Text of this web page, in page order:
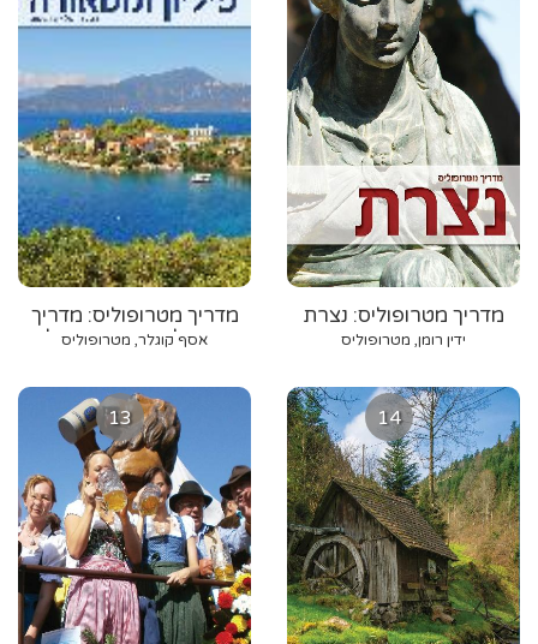
מדריך מטרופוליס: מדריך
מטרופוליס: חצי האי פיליון,
אסף קוגלר, מטרופוליס
מדריך מטרופוליס: נצרת
ידין רומן, מטרופוליס
13 14